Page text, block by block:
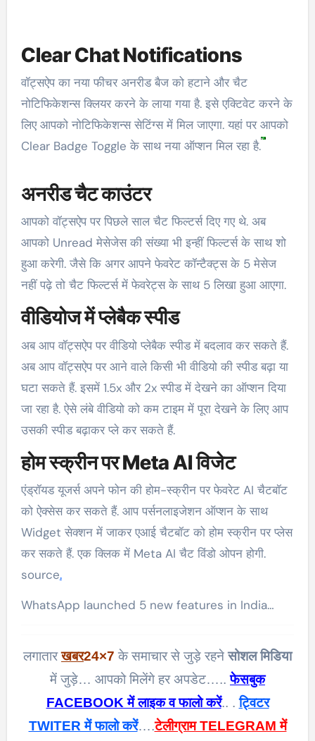
Clear Chat Notifications
वॉट्सऐप का नया फीचर अनरीड बैज को हटाने और चैट
नोटिफिकेशन्स क्लियर करने के लाया गया है. इसे एक्टिवेट करने के
लिए आपको नोटिफिकेशन्स सेटिंग्स में मिल जाएगा. यहां पर आपको
Clear Badge Toggle के साथ नया ऑप्शन मिल रहा है.
अनरीड चैट काउंटर
आपको वॉट्सऐप पर पिछले साल चैट फिल्टर्स दिए गए थे. अब
आपको Unread मेसेजेस की संख्या भी इन्हीं फिल्टर्स के साथ शो
हुआ करेगी. जैसे कि अगर आपने फेवरेट कॉन्टैक्ट्स के 5 मेसेज
नहीं पढ़े तो चैट फिल्टर्स में फेवरेट्स के साथ 5 लिखा हुआ आएगा.
वीडियोज में प्लेबैक स्पीड
अब आप वॉट्सऐप पर वीडियो प्लेबैक स्पीड में बदलाव कर सकते हैं.
अब आप वॉट्सऐप पर आने वाले किसी भी वीडियो की स्पीड बढ़ा या
घटा सकते हैं. इसमें 1.5x और 2x स्पीड में देखने का ऑप्शन दिया
जा रहा है. ऐसे लंबे वीडियो को कम टाइम में पूरा देखने के लिए आप
उसकी स्पीड बढ़ाकर प्ले कर सकते हैं.
होम स्क्रीन पर Meta AI विजेट
एंड्रॉयड यूजर्स अपने फोन की होम-स्क्रीन पर फेवरेट AI चैटबॉट
को ऐक्सेस कर सकते हैं. आप पर्सनलाइजेशन ऑप्शन के साथ
Widget सेक्शन में जाकर एआई चैटबॉट को होम स्क्रीन पर प्लेस
कर सकते हैं. एक क्लिक में Meta AI चैट विंडो ओपन होगी.
source.
WhatsApp launched 5 new features in India…
लगातारखबर24×7 के समाचार से जुड़े रहनेसोशल मिडिया
में जुड़े… आपको मिलेंगे हर अपडेट…..फेसबुक
FACEBOOK में लाइक व फालो करें.. .ट्विटर
TWITER में फालो करें….टेलीग्राम TELEGRAM में